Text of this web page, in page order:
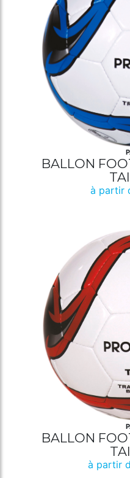
BALLON
à partir
BALLON
à partir